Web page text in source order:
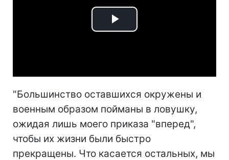
Play
"Большинство оставшихся окружены и
военным образом пойманы в ловушку,
ожидая лишь моего приказа "вперед",
чтобы их жизни были быстро
прекращены. Что касается остальных, мы